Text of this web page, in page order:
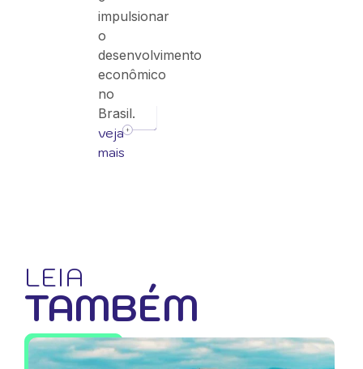
impulsionar
o
desenvolvimento
econômico
no
Brasil.
veja
mais
LEIA
TAMBÉM